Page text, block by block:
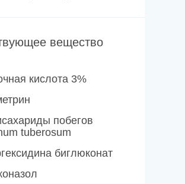
вещество
кислота 3%
побегов
tuberosum
биглюконат